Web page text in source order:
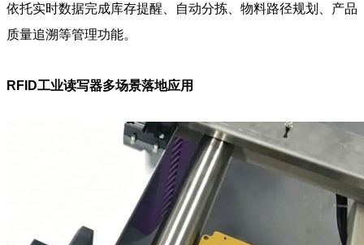
依托实时数据完成库存提醒、自动分拣、物料路径规划、产品
质量追溯等管理功能。
RFID工业读写器多场景落地应用